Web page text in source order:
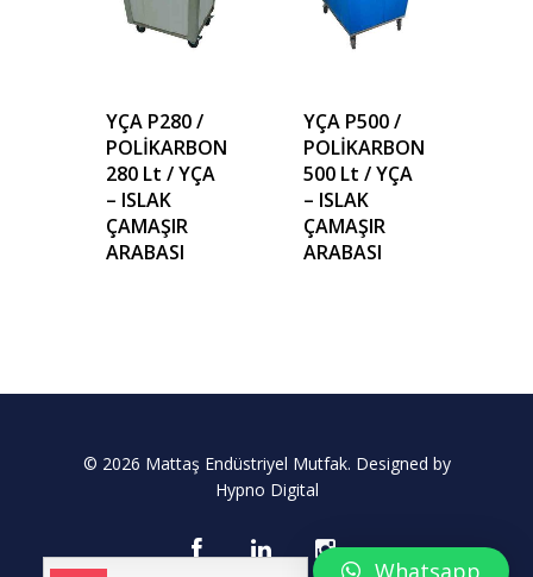
YÇA P280 /
POLİKARBON
280 Lt / YÇA
– ISLAK
ÇAMAŞIR
ARABASI
YÇA P500 /
POLİKARBON
500 Lt / YÇA
– ISLAK
ÇAMAŞIR
ARABASI
© 2026 Mattaş Endüstriyel Mutfak. Designed by
Hypno Digital
Whatsapp